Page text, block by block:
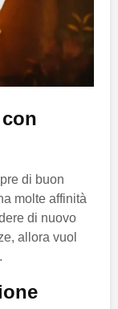
di buon
molte affinità
di nuovo
allora vuol
.